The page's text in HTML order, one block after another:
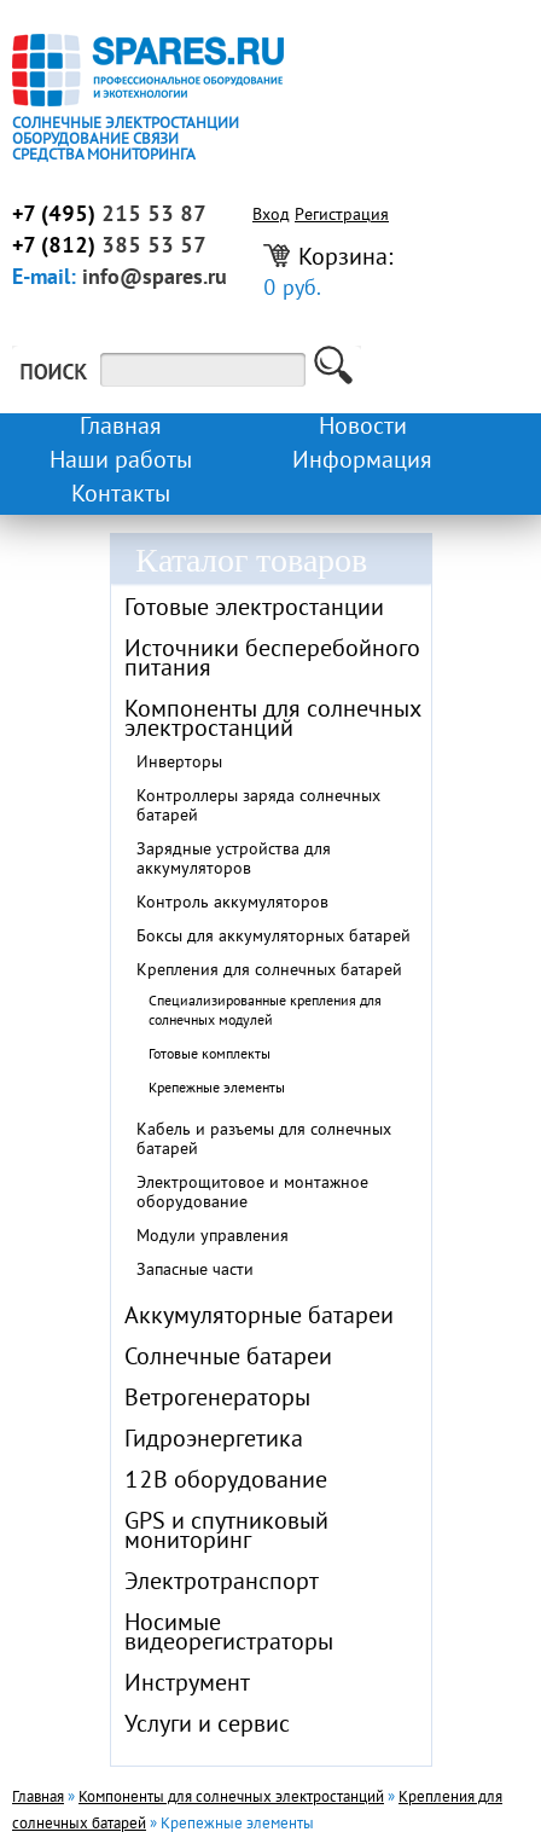
СОЛНЕЧНЫЕ ЭЛЕКТРОСТАНЦИИ
ОБОРУДОВАНИЕ СВЯЗИ
СРЕДСТВА МОНИТОРИНГА
+7 (495) 215 53 87
+7 (812) 385 53 57
E-mail: info@spares.ru
Вход Регистрация
Корзина:
0 руб.
Главная
Новости
Наши работы
Информация
Контакты
Каталог товаров
Готовые электростанции
Источники бесперебойного
питания
Компоненты для солнечных
электростанций
Инверторы
Контроллеры заряда солнечных
батарей
Зарядные устройства для
аккумуляторов
Контроль аккумуляторов
Боксы для аккумуляторных батарей
Крепления для солнечных батарей
Специализированные крепления для
солнечных модулей
Готовые комплекты
Крепежные элементы
Кабель и разъемы для солнечных
батарей
Электрощитовое и монтажное
оборудование
Модули управления
Запасные части
Аккумуляторные батареи
Солнечные батареи
Ветрогенераторы
Гидроэнергетика
12В оборудование
GPS и спутниковый
мониторинг
Электротранспорт
Носимые
видеорегистраторы
Инструмент
Услуги и сервис
Главная » Компоненты для солнечных электростанций » Крепления для
солнечных батарей » Крепежные элементы